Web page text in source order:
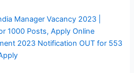
Manager Vacancy 2023 |
1000 Posts, Apply Online
2023 Notification OUT for 553